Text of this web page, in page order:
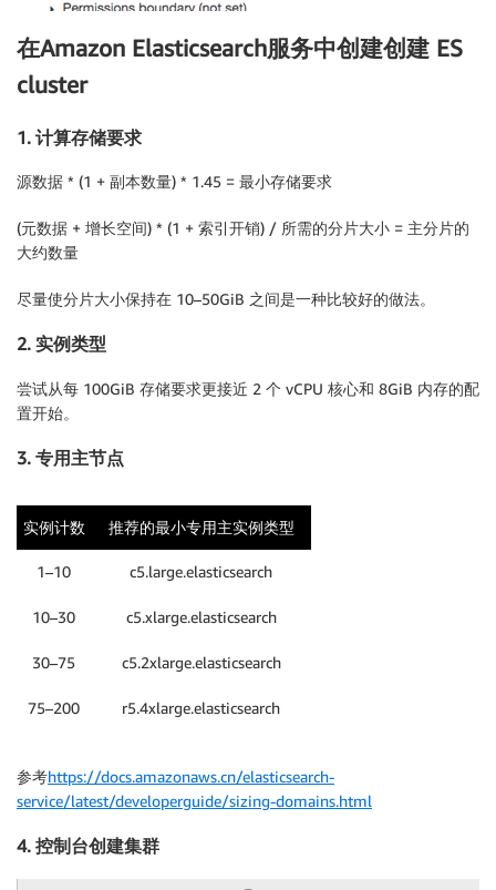
在Amazon Elasticsearch服务中创建创建 ES
cluster
1. 计算存储要求
源数据 * (1 + 副本数量) * 1.45 = 最小存储要求
(元数据 + 增长空间) * (1 + 索引开销) / 所需的分片大小 = 主分片的
大约数量
尽量使分片大小保持在 10–50GiB 之间是一种比较好的做法。
2. 实例类型
尝试从每 100GiB 存储要求更接近 2 个 vCPU 核心和 8GiB 内存的配
置开始。
3. 专用主节点
实例计数 推荐的最小专用主实例类型
1–10 c5.large.elasticsearch
10–30 c5.xlarge.elasticsearch
30–75 c5.2xlarge.elasticsearch
75–200 r5.4xlarge.elasticsearch
参考https://docs.amazonaws.cn/elasticsearch-
service/latest/developerguide/sizing-domains.html
4. 控制台创建集群